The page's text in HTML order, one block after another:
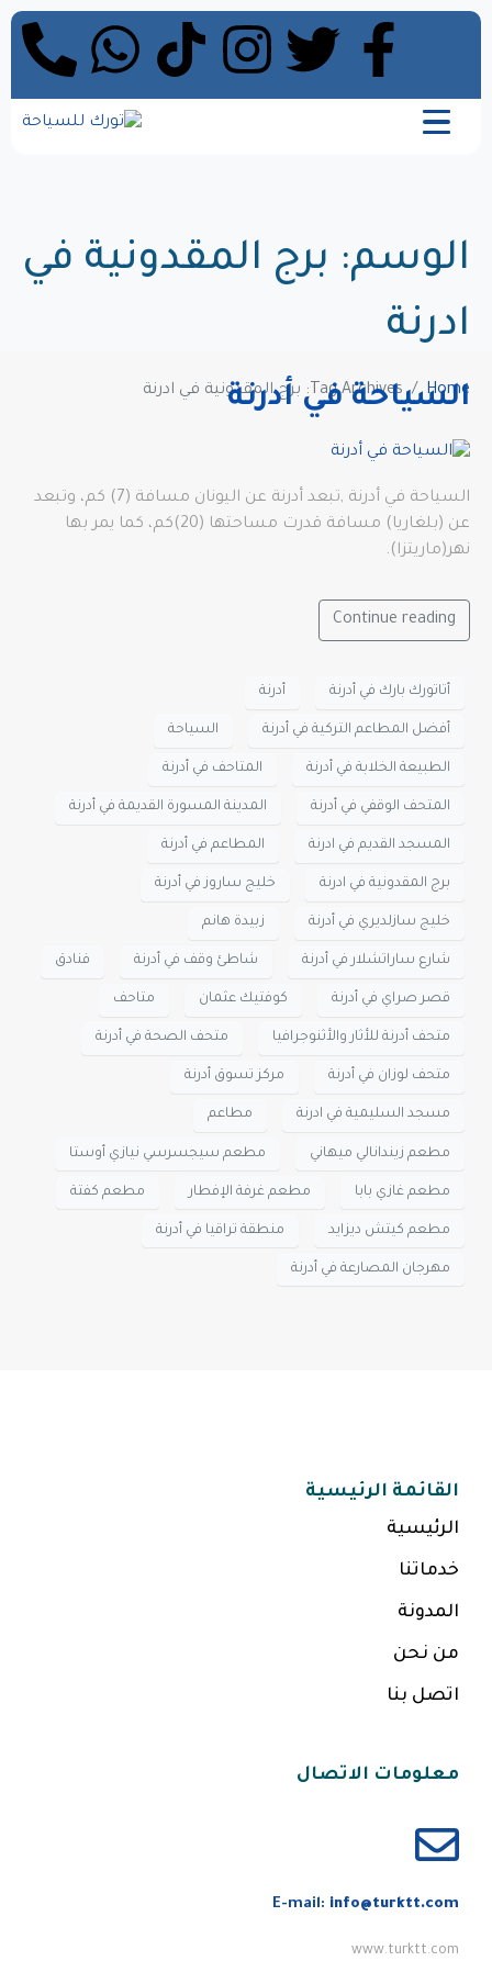
الوسم: برج المقدونية في
ادرنة
Home Tag Archives: برج المقدونية في ادرنة
السياحة في أدرنة
السياحة في أدرنة ,تبعد أدرنة عن اليونان مسافة (7) كم، وتبعد
عن (بلغاريا) مسافة قدرت مساحتها (20)كم، كما يمر بها
نهر(ماريتزا).
Continue reading
أتاتورك بارك في أدرنة أدرنة
أفضل المطاعم التركية في أدرنة السياحة
الطبيعة الخلابة في أدرنة المتاحف في أدرنة
المتحف الوقفي في أدرنة المدينة المسورة القديمة في أدرنة
المسجد القديم في ادرنة المطاعم في أدرنة
برج المقدونية في ادرنة خليج ساروز في أدرنة
خليج سازلديري في أدرنة زبيدة هانم
شارع ساراتشلار في أدرنة شاطئ وقف في أدرنة فنادق
قصر صراي في أدرنة كوفتيك عثمان متاحف
متحف أدرنة للأثار والأثنوجرافيا متحف الصحة في أدرنة
متحف لوزان في أدرنة مركز تسوق أدرنة
مسجد السليمية في ادرنة مطاعم
مطعم زيندانالي ميهاني مطعم سيجسرسي نيازي أوستا
مطعم غازي بابا مطعم غرفة الإفطار مطعم كفتة
مطعم كيتش ديزايد منطقة تراقيا في أدرنة
مهرجان المصارعة في أدرنة
القائمة الرئيسية
الرئيسية
خدماتنا
المدونة
من نحن
اتصل بنا
معلومات الاتصال
E-mail: info@turktt.com
www.turktt.com